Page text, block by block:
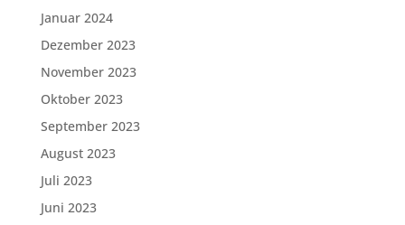
Januar 2024
Dezember 2023
November 2023
Oktober 2023
September 2023
August 2023
Juli 2023
Juni 2023